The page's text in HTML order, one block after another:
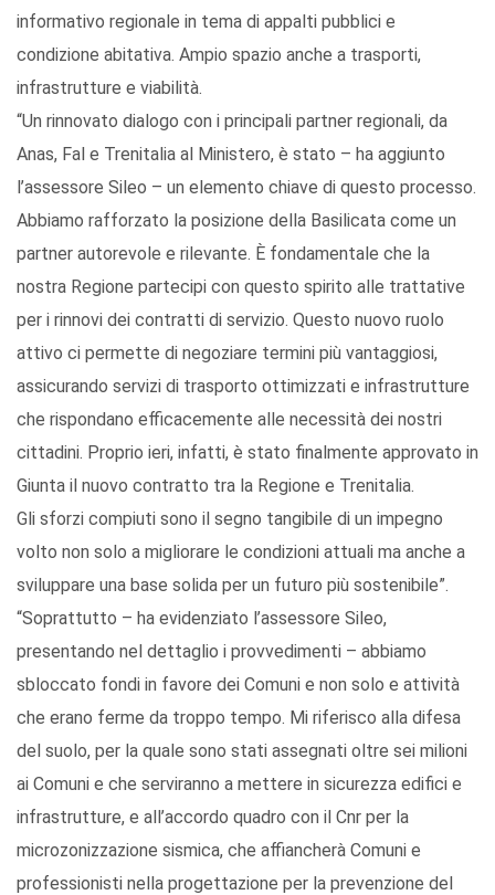
informativo regionale in tema di appalti pubblici e
condizione abitativa. Ampio spazio anche a trasporti,
infrastrutture e viabilità.
“Un rinnovato dialogo con i principali partner regionali, da
Anas, Fal e Trenitalia al Ministero, è stato – ha aggiunto
l’assessore Sileo – un elemento chiave di questo processo.
Abbiamo rafforzato la posizione della Basilicata come un
partner autorevole e rilevante. È fondamentale che la
nostra Regione partecipi con questo spirito alle trattative
per i rinnovi dei contratti di servizio. Questo nuovo ruolo
attivo ci permette di negoziare termini più vantaggiosi,
assicurando servizi di trasporto ottimizzati e infrastrutture
che rispondano efficacemente alle necessità dei nostri
cittadini. Proprio ieri, infatti, è stato finalmente approvato in
Giunta il nuovo contratto tra la Regione e Trenitalia.
Gli sforzi compiuti sono il segno tangibile di un impegno
volto non solo a migliorare le condizioni attuali ma anche a
sviluppare una base solida per un futuro più sostenibile”.
“Soprattutto – ha evidenziato l’assessore Sileo,
presentando nel dettaglio i provvedimenti – abbiamo
sbloccato fondi in favore dei Comuni e non solo e attività
che erano ferme da troppo tempo. Mi riferisco alla difesa
del suolo, per la quale sono stati assegnati oltre sei milioni
ai Comuni e che serviranno a mettere in sicurezza edifici e
infrastrutture, e all’accordo quadro con il Cnr per la
microzonizzazione sismica, che affiancherà Comuni e
professionisti nella progettazione per la prevenzione del